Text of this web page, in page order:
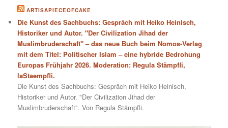
ARTISAPIECEOFCAKE
Die Kunst des Sachbuchs: Gespräch mit Heiko Heinisch,
Historiker und Autor. "Der Civilization Jihad der
Muslimbruderschaft" – das neue Buch beim Nomos-Verlag
mit dem Titel: Politischer Islam – eine hybride Bedrohung
Europas Frühjahr 2026. Moderation: Regula Stämpfli,
laStaempfli.
Die Kunst des Sachbuchs: Gespräch mit Heiko Heinisch,
Historiker und Autor. "Der Civilization Jihad der
Muslimbruderschaft". Von Regula Stämpfli.